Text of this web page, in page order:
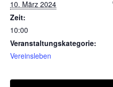
10. März 2024
Zeit:
10:00
Veranstaltungskategorie:
Vereinsleben